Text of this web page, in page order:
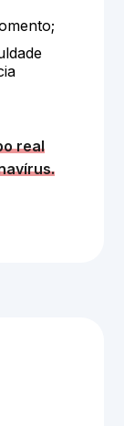
real